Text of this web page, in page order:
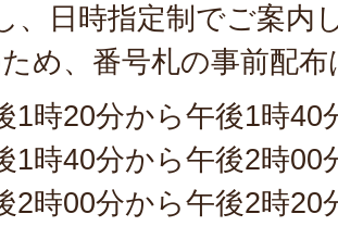
、日時指定制でご案内
め、番号札の事前配
1時20分から午後1時40
1時40分から午後2時00
2時00分から午後2時20